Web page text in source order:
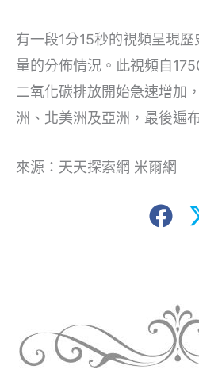
有一段1分15秒的視頻呈現
量的分佈情況。此視頻自
二氧化碳排放開始急速增加
洲、北美洲及亞洲，最後遍
來源：天天探索網 米爾網